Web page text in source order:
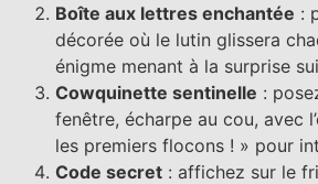
Boîte aux lettres enchantée :
décorée où le lutin glissera
énigme menant à la surprise
Cowquinette sentinelle :
fenêtre, écharpe au cou, avec
les premiers flocons ! » pour
Code secret : affichez sur le